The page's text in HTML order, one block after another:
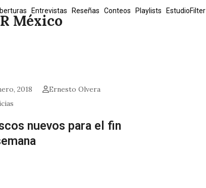
México
Entrevistas Reseñas Conteos Playlists EstudioFilter
2018
Ernesto Olvera
nuevos para el fin